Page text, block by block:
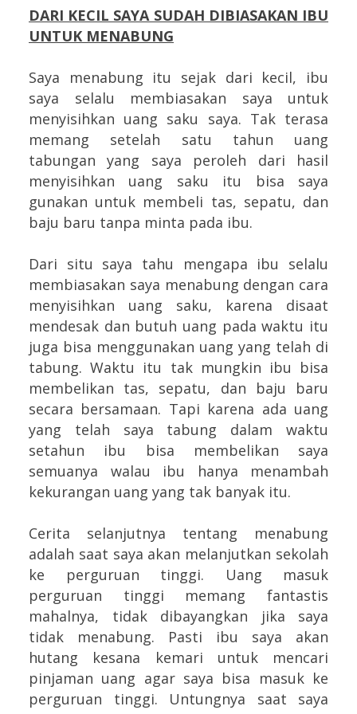
DARI KECIL SAYA SUDAH DIBIASAKAN IBU
UNTUK MENABUNG
Saya menabung itu sejak dari kecil, ibu
saya selalu membiasakan saya untuk
menyisihkan uang saku saya. Tak terasa
memang setelah satu tahun uang
tabungan yang saya peroleh dari hasil
menyisihkan uang saku itu bisa saya
gunakan untuk membeli tas, sepatu, dan
baju baru tanpa minta pada ibu.
Dari situ saya tahu mengapa ibu selalu
membiasakan saya menabung dengan cara
menyisihkan uang saku, karena disaat
mendesak dan butuh uang pada waktu itu
juga bisa menggunakan uang yang telah di
tabung. Waktu itu tak mungkin ibu bisa
membelikan tas, sepatu, dan baju baru
secara bersamaan. Tapi karena ada uang
yang telah saya tabung dalam waktu
setahun ibu bisa membelikan saya
semuanya walau ibu hanya menambah
kekurangan uang yang tak banyak itu.
Cerita selanjutnya tentang menabung
adalah saat saya akan melanjutkan sekolah
ke perguruan tinggi. Uang masuk
perguruan tinggi memang fantastis
mahalnya, tidak dibayangkan jika saya
tidak menabung. Pasti ibu saya akan
hutang kesana kemari untuk mencari
pinjaman uang agar saya bisa masuk ke
perguruan tinggi. Untungnya saat saya